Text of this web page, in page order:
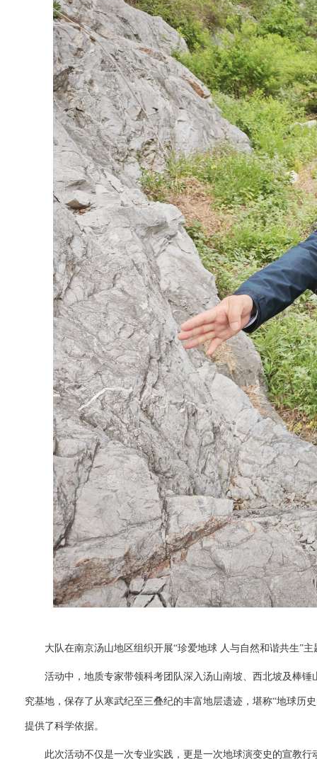
大队在南京汤山地区组织开展“珍爱地球 人与自然和谐共生”
活动中，地质专家带领科考团队深入汤山南坡、西北坡及棒
究基地，保存了从寒武纪至三叠纪的丰富地层遗迹，堪称“地球历
提供了科学依据。
此次活动不仅是一次专业实践，更是一次地球演变史的宣教